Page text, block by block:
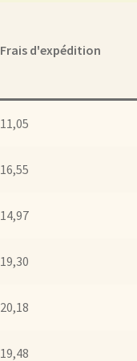
Frais d'expédition
11,05
16,55
14,97
19,30
20,18
19,48